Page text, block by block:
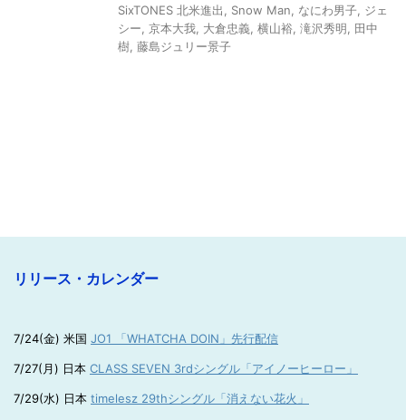
SixTONES 北米進出
Snow Man なにわ男子 ジェ
シー 京本大我 大倉忠義 横山裕 滝沢秀明
田中
樹 藤島ジュリー景子
リリース・カレンダー
7/24(金) 米国 JO1 「WHATCHA DOIN」先行配信
7/27(月) 日本 CLASS SEVEN 3rdシングル「アイノーヒーロー」
7/29(水) 日本 timelesz 29thシングル「消えない花火」